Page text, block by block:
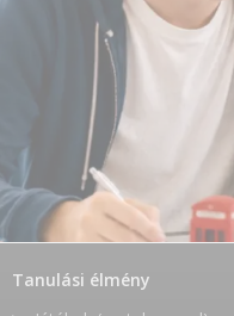
Tanulási élmény